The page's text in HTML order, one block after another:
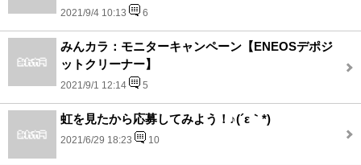
2021/9/4 10:13 6
みんカラ：モニターキャンペーン【ENEOSデポジ
ットクリーナー】
2021/9/1 12:14 5
虹を見たから応募してみよう！♪(´ε｀*)
2021/6/29 18:23 10